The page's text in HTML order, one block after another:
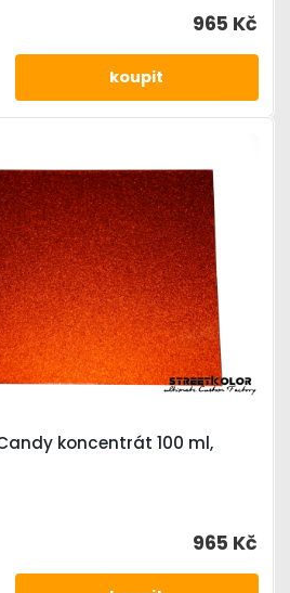
965 Kč
koncentrát 100 ml,
965 Kč